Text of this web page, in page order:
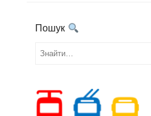
Пошук
Знайти...